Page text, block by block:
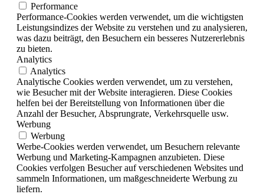
Performance
Performance-Cookies werden verwendet, um die wichtigsten
Leistungsindizes der Website zu verstehen und zu analysieren,
was dazu beiträgt, den Besuchern ein besseres Nutzererlebnis
zu bieten.
Analytics
Analytics
Analytische Cookies werden verwendet, um zu verstehen,
wie Besucher mit der Website interagieren. Diese Cookies
helfen bei der Bereitstellung von Informationen über die
Anzahl der Besucher, Absprungrate, Verkehrsquelle usw.
Werbung
Werbung
Werbe-Cookies werden verwendet, um Besuchern relevante
Werbung und Marketing-Kampagnen anzubieten. Diese
Cookies verfolgen Besucher auf verschiedenen Websites und
sammeln Informationen, um maßgeschneiderte Werbung zu
liefern.